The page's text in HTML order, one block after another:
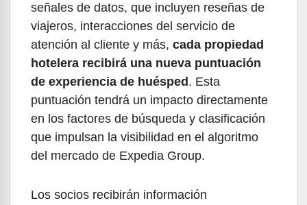
señales de datos, que incluyen reseñas de
viajeros, interacciones del servicio de
atención al cliente y más, cada propiedad
hotelera recibirá una nueva puntuación
de experiencia de huésped . Esta
puntuación tendrá un impacto directamente
en los factores de búsqueda y clasificación
que impulsan la visibilidad en el algoritmo
del mercado de Expedia Group.
Los socios recibirán información